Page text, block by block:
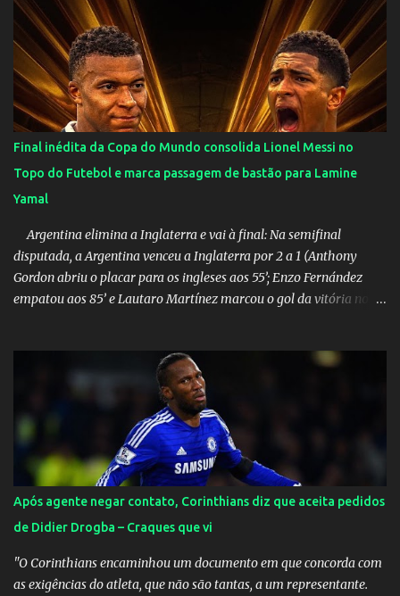
nenhum tipo de contato, nem de fã porque sou fã dele", disse
Huma Kimak. A influencer também contou que recebe diversos
ataques na internet desde a época em que foi contratada para
fazer a divulgação de uma live do Gusttavo Lima em Manaus,
capital do Amazonas. "Fui até o local onde seria o show, divulguei
e no dia seguinte foi feita a live que eu não pude ir, porque estava
me sentindo mal", explicou Huma. A notícia da separação de
Gusttavo Lima e Andressa Suita foi divulgada no dia 9 de outubro.
A relação chegou ao fim após cinco anos e houve rumores de uma
suposta traição do canto...
Final inédita da Copa do Mundo consolida Lionel Messi no
Topo do Futebol e marca passagem de bastão para Lamine
Yamal
Argentina elimina a Inglaterra e vai à final: Na semifinal
disputada, a Argentina venceu a Inglaterra por 2 a 1 (Anthony
Gordon abriu o placar para os ingleses aos 55’; Enzo Fernández
empatou aos 85’ e Lautaro Martínez marcou o gol da vitória nos
Inglaterra durante o jogo.
Após agente negar contato, Corinthians diz que aceita pedidos
de Didier Drogba – Craques que vi
"O Corinthians encaminhou um documento em que concorda com
as exigências do atleta, que não são tantas, a um representante.